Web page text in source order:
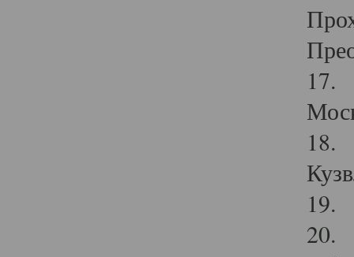
17.
18.
19.
20.